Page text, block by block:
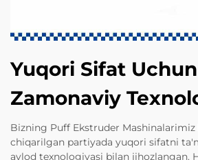
Yuqori Sifat Uchun
Zamonaviy
Bizning Puff Ekstruder
chiqarilgan partiyada yuqori sifatni
avlod texnologiyasi bilan jihozlangan.